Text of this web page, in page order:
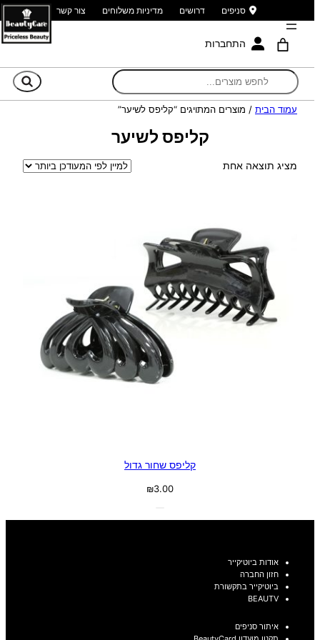
סניפים דרושים מדיניות משלוחים צור קשר
התחברות
עמוד הבית / מוצרים המתויגים “קליפס לשיער”
קליפס לשיער
מציג תוצאה אחת
קליפס שחור גדול
₪3.00
אודות ביוטיקייר
חזון החברה
ביוטיקייר בתקשורת
BEAUTV
איתור סניפים